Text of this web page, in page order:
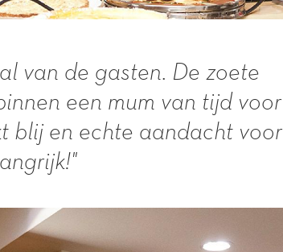
van de gasten. De zoete
een mum van tijd voor
blij en echte aandacht voor